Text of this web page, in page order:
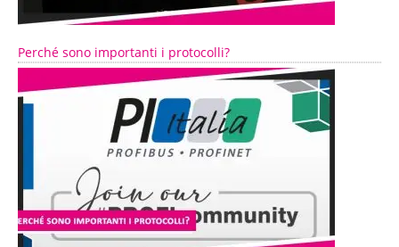
Perché sono importanti i protocolli?